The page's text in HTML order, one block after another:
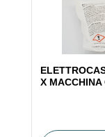
X